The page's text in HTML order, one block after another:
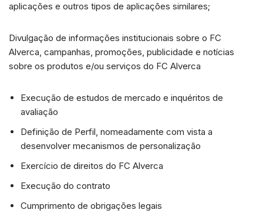
aplicações e outros tipos de aplicações similares;
Divulgação de informações institucionais sobre o FC
Alverca, campanhas, promoções, publicidade e notícias
sobre os produtos e/ou serviços do FC Alverca
Execução de estudos de mercado e inquéritos de
avaliação
Definição de Perfil, nomeadamente com vista a
desenvolver mecanismos de personalização
Exercício de direitos do FC Alverca
Execução do contrato
Cumprimento de obrigações legais